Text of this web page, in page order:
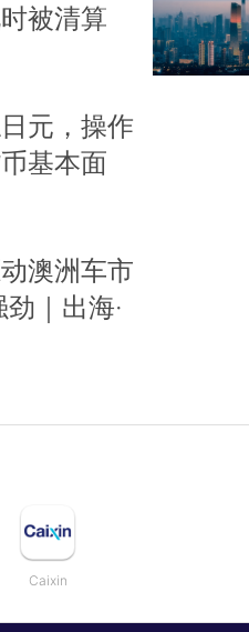
被清算
元，操作
基本面
澳洲车市
｜出海·
Caixin